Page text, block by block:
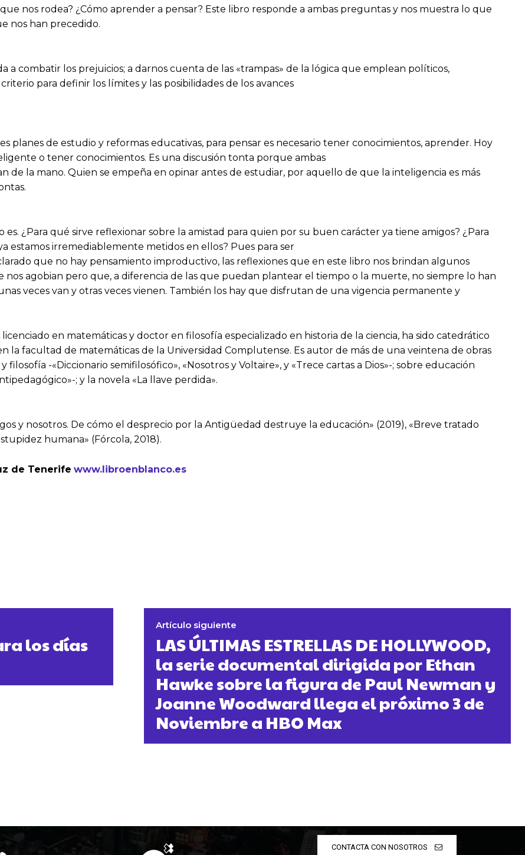
nos rodea? ¿Cómo aprender a pensar? Este libro responde a ambas preguntas y nos muestra lo que
nos han precedido.
a combatir los prejuicios; a darnos cuenta de las «trampas» de la lógica que emplean políticos,
para definir los límites y las posibilidades de los avances
planes de estudio y reformas educativas, para pensar es necesario tener conocimientos, aprender. Hoy
o tener conocimientos. Es una discusión tonta porque ambas
de la mano. Quien se empeña en opinar antes de estudiar, por aquello de que la inteligencia es más
¿Para qué sirve reflexionar sobre la amistad para quien por su buen carácter ya tiene amigos? ¿Para
estamos irremediablemente metidos en ellos? Pues para ser
que no hay pensamiento improductivo, las reflexiones que en este libro nos brindan algunos
agobian pero que, a diferencia de las que puedan plantear el tiempo o la muerte, no siempre lo han
veces van y otras veces vienen. También los hay que disfrutan de una vigencia permanente y
en matemáticas y doctor en filosofía especializado en historia de la ciencia, ha sido catedrático
la facultad de matemáticas de la Universidad Complutense. Es autor de más de una veintena de obras
-«Diccionario semifilosófico», «Nosotros y Voltaire», y «Trece cartas a Dios»-; sobre educación
; y la novela «La llave perdida».
y nosotros. De cómo el desprecio por la Antigüedad destruye la educación» (2019), «Breve tratado
humana» (Fórcola, 2018).
de Tenerife www.libroenblanco.es
los días
Artículo siguiente
LAS ÚLTIMAS ESTRELLAS DE HOLLYWOOD,
la serie documental dirigida por Ethan
Hawke sobre la figura de Paul Newman y
Joanne Woodward llega el próximo 3 de
Noviembre a HBO Max
CONTACTA CON NOSOTROS